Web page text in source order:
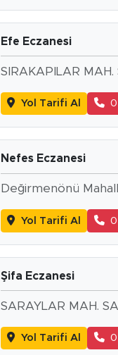
Efe Eczanesi
SIRAKAPILAR
Yol Tarifi Al
Nefes Eczanesi
Değirmenönü
Yol Tarifi Al 0
Şifa Eczanesi
SARAYLAR MAH.
Yol Tarifi Al